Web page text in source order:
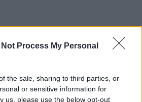
Not Process My Personal
the sale, sharing to third parties, or
or sensitive information for
us, please use the below opt-out